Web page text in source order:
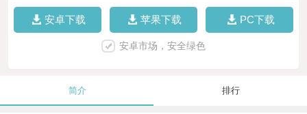
安卓下载 苹果下载 PC下载
安卓市场，安全绿色
简介 排行